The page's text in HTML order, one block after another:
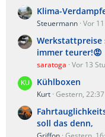
Klima-
Steuermann Vor
Werkstattpreise
immer teurer!😡
saratoga Vor 13
Kühlboxen
Kurt Gestern, 22:37
soll das denn,